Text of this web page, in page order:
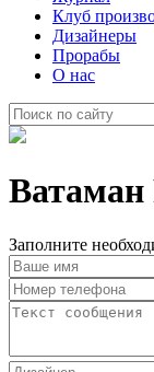
Клуб
Дизайнеры
Прорабы
О нас
Ватаман
Заполните